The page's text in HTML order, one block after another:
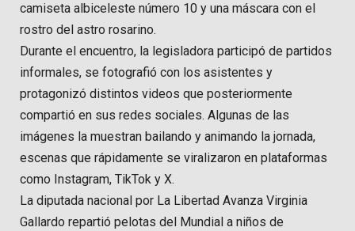
camiseta albiceleste número 10 y una máscara con el
rostro del astro rosarino.
Durante el encuentro, la legisladora participó de partidos
informales, se fotografió con los asistentes y
protagonizó distintos videos que posteriormente
compartió en sus redes sociales. Algunas de las
imágenes la muestran bailando y animando la jornada,
escenas que rápidamente se viralizaron en plataformas
como Instagram, TikTok y X.
La diputada nacional por La Libertad Avanza Virginia
Gallardo repartió pelotas del Mundial a niños de